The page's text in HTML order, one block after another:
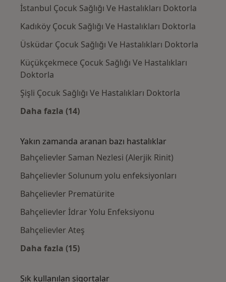
İstanbul Çocuk Sağlığı Ve Hastalıkları Doktorla
Kadıköy Çocuk Sağlığı Ve Hastalıkları Doktorla
Üsküdar Çocuk Sağlığı Ve Hastalıkları Doktorla
Küçükçekmece Çocuk Sağlığı Ve Hastalıkları
Doktorla
Şişli Çocuk Sağlığı Ve Hastalıkları Doktorla
Daha fazla (14)
Yakın zamanda aranan bazı hastalıklar
Bahçelievler Saman Nezlesi (Alerjik Rinit)
Bahçelievler Solunum yolu enfeksiyonları
Bahçelievler Prematürite
Bahçelievler İdrar Yolu Enfeksiyonu
Bahçelievler Ateş
Daha fazla (15)
Sık kullanılan sigortalar